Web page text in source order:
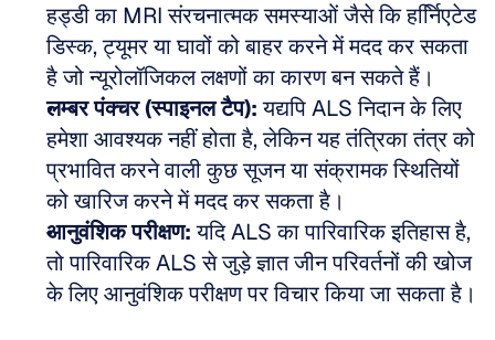
हड्डी का MRI संरचनात्मक समस्याओं जैसे कि हर्नििएटेड
डिस्क, ट्यूमर या घावों को बाहर करने में मदद कर सकता
है जो न्यूरोलॉजिकल लक्षणों का कारण बन सकते हैं।
लम्बर पंक्चर (स्पाइनल टैप): यद्यपि ALS निदान के लिए
हमेशा आवश्यक नहीं होता है, लेकिन यह तंत्रिका तंत्र को
प्रभावित करने वाली कुछ सूजन या संक्रामक स्थितियों
को खारिज करने में मदद कर सकता है।
आनुवंशिक परीक्षण: यदि ALS का पारिवारिक इतिहास है,
तो पारिवारिक ALS से जुड़े ज्ञात जीन परिवर्तनों की खोज
के लिए आनुवंशिक परीक्षण पर विचार किया जा सकता है।